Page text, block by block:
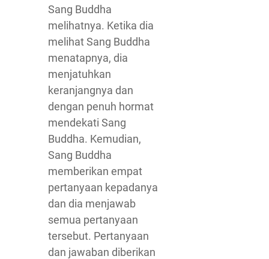
Sang Buddha
melihatnya. Ketika dia
melihat Sang Buddha
menatapnya, dia
menjatuhkan
keranjangnya dan
dengan penuh hormat
mendekati Sang
Buddha. Kemudian,
Sang Buddha
memberikan empat
pertanyaan kepadanya
dan dia menjawab
semua pertanyaan
tersebut. Pertanyaan
dan jawaban diberikan